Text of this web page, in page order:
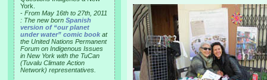
York.
- From May 16th to 27th, 2011
: The new born Spanish
version of “our planet
under water” comic book at
the United Nations Permanent
Forum on Indigenous Issues
in New York with the TuCan
(Tuvalu Climate Action
Network) representatives.